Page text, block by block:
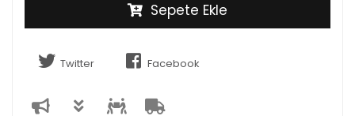
Sepete Ekle
Twitter Facebook